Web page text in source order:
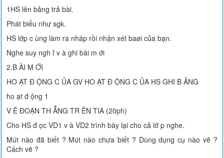
1HS lên bảng trả bài.
Phát biểu như sgk.
HS lớp c ùng làm ra nháp rồi nhận xét baøi của bạn.
Nghe suy ngh ĩ v à ghi bài m ới
2.B ÀI M ỚI
HO ẠT Đ ỘNG C ỦA GV HO ẠT Đ ỘNG C ỦA HS GHI B ẢNG
ho ạt đ ộng 1
V Ẽ ĐOẠN TH ẲNG TR ÊN TIA (20ph)
Cho HS đ ọc VD1 v à VD2 trình bày lại cho cả lớ p nghe.
Mút nào đã biết ? Mút nào chưa biết ? Dùng dụng cụ nào vẽ ?
Cách vẽ ?